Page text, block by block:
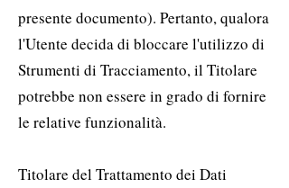
presente documento). Pertanto, qualora
l'Utente decida di bloccare l'utilizzo di
Strumenti di Tracciamento, il Titolare
potrebbe non essere in grado di fornire
le relative funzionalità.
Titolare del Trattamento dei Dati